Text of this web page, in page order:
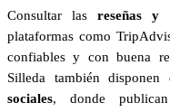
Consultar lasreseñas y
plataformas como
confiables y con buena
Silleda también
sociales, donde